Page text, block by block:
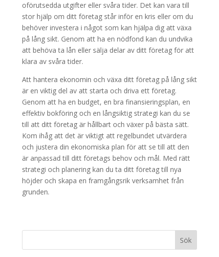
oförutsedda utgifter eller svåra tider. Det kan vara till
stor hjälp om ditt företag står inför en kris eller om du
behöver investera i något som kan hjälpa dig att växa
på lång sikt. Genom att ha en nödfond kan du undvika
att behöva ta lån eller sälja delar av ditt företag för att
klara av svåra tider.
Att hantera ekonomin och växa ditt företag på lång sikt
är en viktig del av att starta och driva ett företag.
Genom att ha en budget, en bra finansieringsplan, en
effektiv bokföring och en långsiktig strategi kan du se
till att ditt företag är hållbart och växer på bästa sätt.
Kom ihåg att det är viktigt att regelbundet utvärdera
och justera din ekonomiska plan för att se till att den
är anpassad till ditt företags behov och mål. Med rätt
strategi och planering kan du ta ditt företag till nya
höjder och skapa en framgångsrik verksamhet från
grunden.
Sök